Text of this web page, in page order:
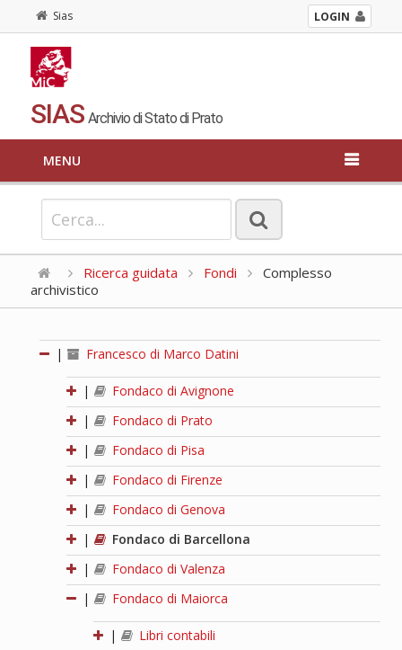
Sias LOGIN
SIAS Archivio di Stato di Prato
MENU
Ricerca guidata Fondi
Complesso
archivistico
| Francesco di Marco Datini
|
Fondaco di Avignone
|
Fondaco di Prato
|
Fondaco di Pisa
|
Fondaco di Firenze
|
Fondaco di Genova
|
Fondaco di Barcellona
|
Fondaco di Valenza
|
Fondaco di Maiorca
|
Libri contabili